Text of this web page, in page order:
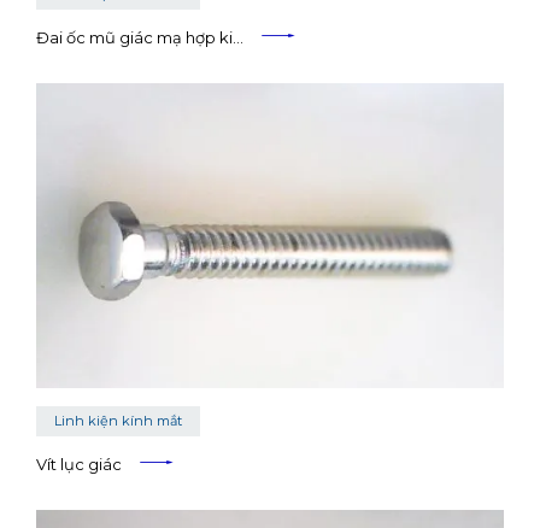
Đai ốc mũ giác mạ hợp ki…
Linh kiện kính mắt
Vít lục giác